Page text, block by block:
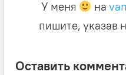
У меня на
пишите, указав
Оставить